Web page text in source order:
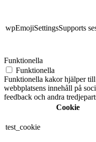
wpEmojiSettingsSupports
Funktionella
Funktionella
Funktionella kakor hjälper
webbplatsens innehåll på
feedback och andra
Cookie
test_cookie